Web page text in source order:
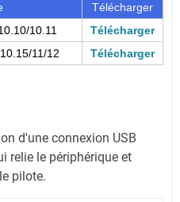
Télécharger
10.11
Télécharger
11/12
Télécharger
d'une connexion USB
relie le périphérique et
pilote.